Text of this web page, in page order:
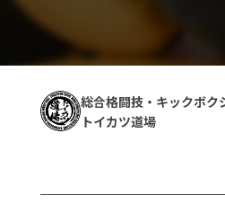
総合格闘技・キックボク
トイカツ道場